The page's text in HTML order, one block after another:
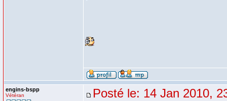
engins-bspp
Vétéran Posté le: 14 Jan 2010,